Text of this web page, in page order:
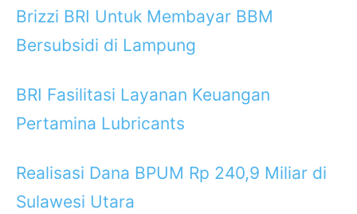
Brizzi BRI Untuk Membayar BBM
Bersubsidi di Lampung
BRI Fasilitasi Layanan Keuangan
Pertamina Lubricants
Realisasi Dana BPUM Rp 240,9 Miliar di
Sulawesi Utara